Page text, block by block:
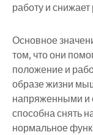
работу и
Основное
том, что они
положение и
образе жизни
напряженными и
способна снять
нормальное